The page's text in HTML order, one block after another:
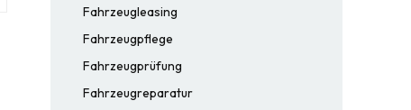
Fahrzeugleasing
Fahrzeugpflege
Fahrzeugprüfung
Fahrzeugreparatur